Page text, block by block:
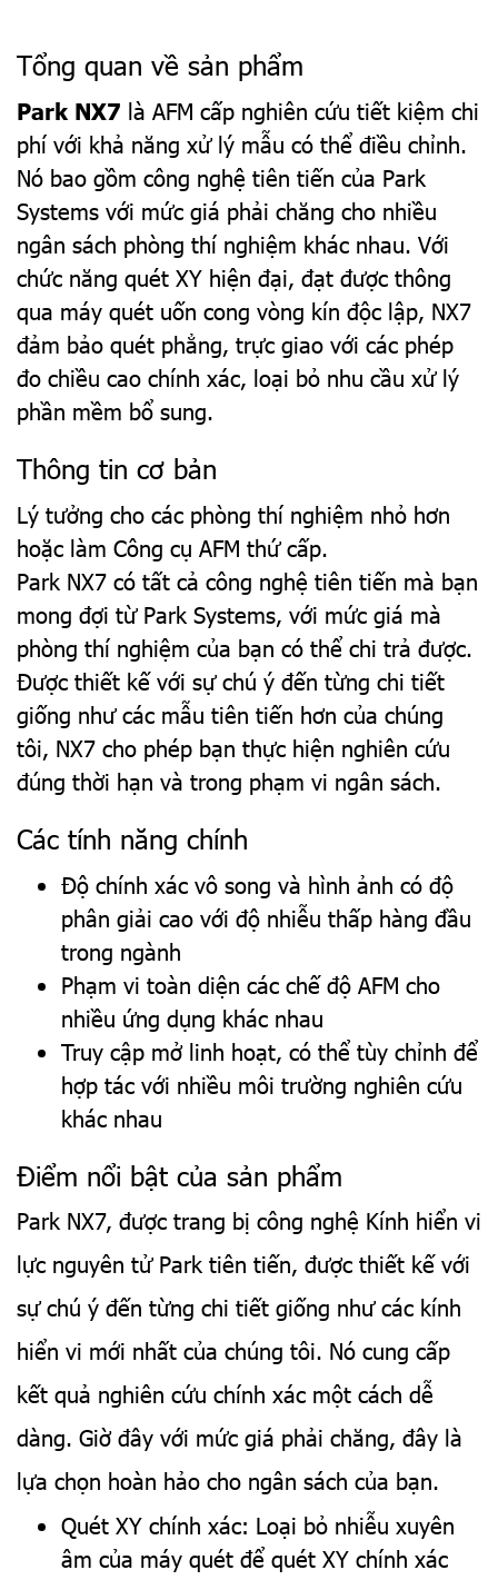
Tổng quan về sản phẩm
Park NX7 là AFM cấp nghiên cứu tiết kiệm chi
phí với khả năng xử lý mẫu có thể điều chỉnh.
Nó bao gồm công nghệ tiên tiến của Park
Systems với mức giá phải chăng cho nhiều
ngân sách phòng thí nghiệm khác nhau. Với
chức năng quét XY hiện đại, đạt được thông
qua máy quét uốn cong vòng kín độc lập, NX7
đảm bảo quét phẳng, trực giao với các phép
đo chiều cao chính xác, loại bỏ nhu cầu xử lý
phần mềm bổ sung.
Thông tin cơ bản
Lý tưởng cho các phòng thí nghiệm nhỏ hơn
hoặc làm Công cụ AFM thứ cấp.
Park NX7 có tất cả công nghệ tiên tiến mà bạn
mong đợi từ Park Systems, với mức giá mà
phòng thí nghiệm của bạn có thể chi trả được.
Được thiết kế với sự chú ý đến từng chi tiết
giống như các mẫu tiên tiến hơn của chúng
tôi, NX7 cho phép bạn thực hiện nghiên cứu
đúng thời hạn và trong phạm vi ngân sách.
Các tính năng chính
Độ chính xác vô song và hình ảnh có độ
phân giải cao với độ nhiễu thấp hàng đầu
trong ngành
Phạm vi toàn diện các chế độ AFM cho
nhiều ứng dụng khác nhau
Truy cập mở linh hoạt, có thể tùy chỉnh để
hợp tác với nhiều môi trường nghiên cứu
khác nhau
Điểm nổi bật của sản phẩm
Park NX7, được trang bị công nghệ Kính hiển vi
lực nguyên tử Park tiên tiến, được thiết kế với
sự chú ý đến từng chi tiết giống như các kính
hiển vi mới nhất của chúng tôi. Nó cung cấp
kết quả nghiên cứu chính xác một cách dễ
dàng. Giờ đây với mức giá phải chăng, đây là
lựa chọn hoàn hảo cho ngân sách của bạn.
Quét XY chính xác: Loại bỏ nhiễu xuyên
âm của máy quét để quét XY chính xác